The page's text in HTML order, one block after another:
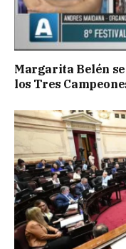
Margarita Belén
los Tres